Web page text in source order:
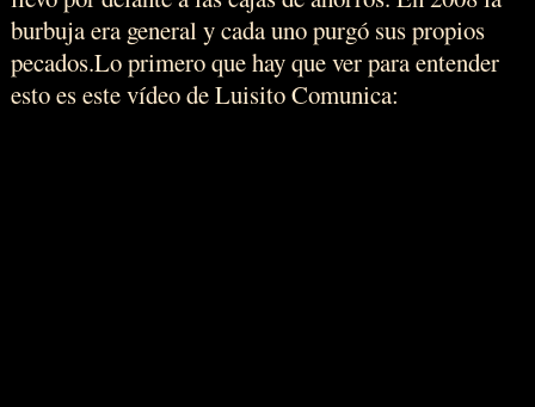
burbuja era general y cada uno purgó sus propios
pecados.Lo primero que hay que ver para entender
esto es este vídeo de Luisito Comunica: